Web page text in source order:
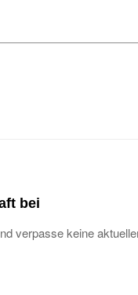
bei
verpasse keine